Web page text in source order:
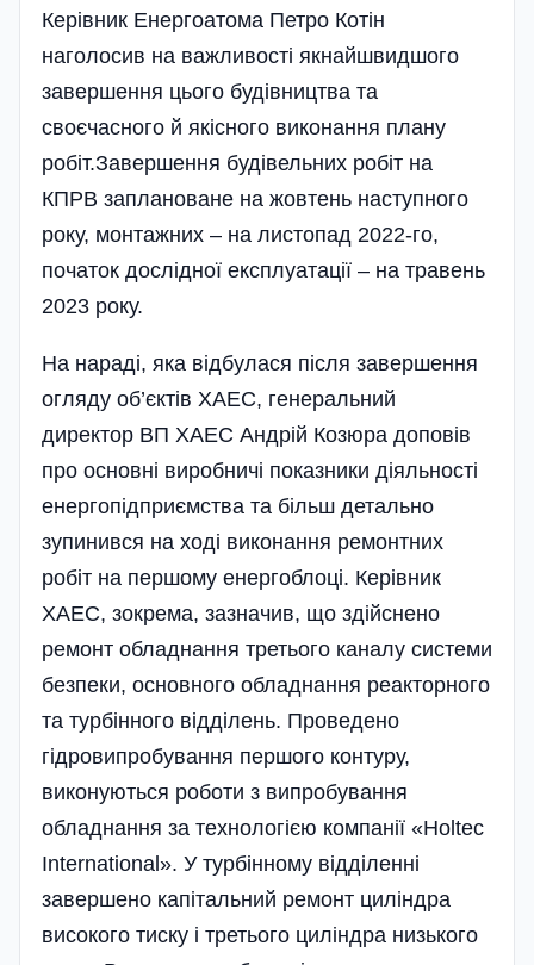
Керівник Енергоатома Петро Котін
наголосив на важливості якнайшвидшого
завершення цього будівництва та
своєчасного й якісного виконання плану
робіт.Завершення будівельних робіт на
КПРВ заплановане на жовтень наступного
року, монтажних – на листопад 2022-го,
початок дослідної експлуатації – на травень
2023 року.
На нараді, яка відбулася після завершення
огляду об’єктів ХАЕС, генеральний
директор ВП ХАЕС Андрій Козюра доповів
про основні виробничі показники діяльності
енергопідприємства та більш детально
зупинився на ході виконання ремонтних
робіт на першому енергоблоці. Керівник
ХАЕС, зокрема, зазначив, що здійснено
ремонт обладнання третього каналу системи
безпеки, основного обладнання реакторного
та турбінного відділень. Проведено
гідровипробування першого контуру,
виконуються роботи з випробування
обладнання за технологією компанії «Holtec
International». У турбінному відділенні
завершено капітальний ремонт циліндра
високого тиску і третього циліндра низького